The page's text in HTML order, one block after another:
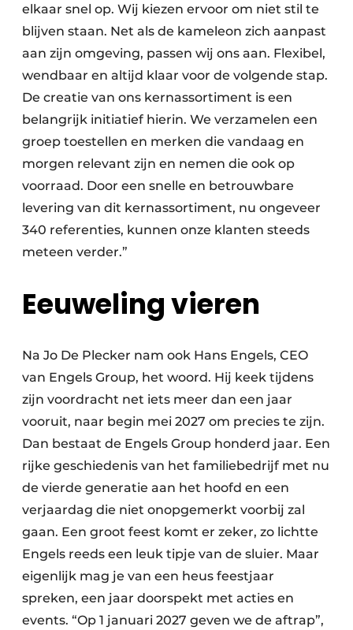
elkaar snel op. Wij kiezen ervoor om niet stil te
blijven staan. Net als de kameleon zich aanpast
aan zijn omgeving, passen wij ons aan. Flexibel,
wendbaar en altijd klaar voor de volgende stap.
De creatie van ons kernassortiment is een
belangrijk initiatief hierin. We verzamelen een
groep toestellen en merken die vandaag en
morgen relevant zijn en nemen die ook op
voorraad. Door een snelle en betrouwbare
levering van dit kernassortiment, nu ongeveer
340 referenties, kunnen onze klanten steeds
meteen verder.”
Eeuweling vieren
Na Jo De Plecker nam ook Hans Engels, CEO
van Engels Group, het woord. Hij keek tijdens
zijn voordracht net iets meer dan een jaar
vooruit, naar begin mei 2027 om precies te zijn.
Dan bestaat de Engels Group honderd jaar. Een
rijke geschiedenis van het familiebedrijf met nu
de vierde generatie aan het hoofd en een
verjaardag die niet onopgemerkt voorbij zal
gaan. Een groot feest komt er zeker, zo lichtte
Engels reeds een leuk tipje van de sluier. Maar
eigenlijk mag je van een heus feestjaar
spreken, een jaar doorspekt met acties en
events. “Op 1 januari 2027 geven we de aftrap”,